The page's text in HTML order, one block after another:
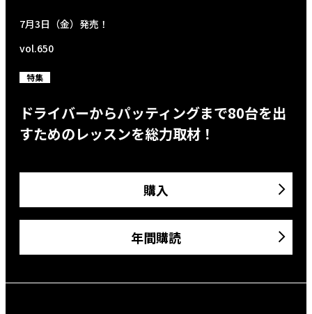
7月3日（金）発売！
vol.650
特集
ドライバーからパッティングまで80台を出
すためのレッスンを総力取材！
購入
年間購読